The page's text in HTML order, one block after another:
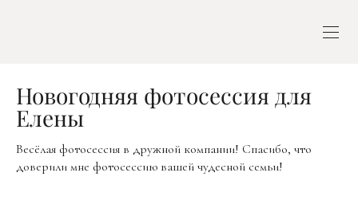
Новогодняя фотосессия для
Елены
Весёлая фотосессия в дружной компании! Спасибо, что
доверили мне фотосессию вашей чудесной семьи!